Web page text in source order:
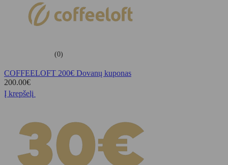
(0)
COFFEELOFT 200€ Dovanų kuponas
200.00€
Į krepšelį